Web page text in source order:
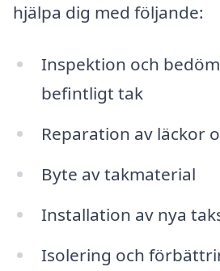
hjälpa dig med följande:
Inspektion och
befintligt tak
Reparation av läckor
Byte av takmaterial
Installation av nya
Isolering och